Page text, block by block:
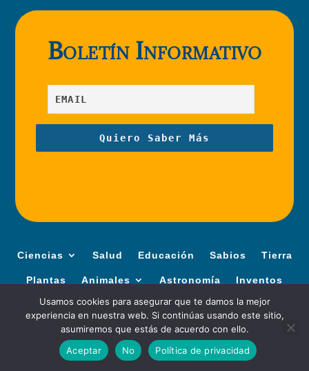
Boletín Informativo
Ciencias Salud Educación Sabios Tierra
Plantas Animales Astronomía Inventos
Contáctanos About Us
Política de Cookies Política de privacidad
Usamos cookies para asegurar que te damos la mejor
experiencia en nuestra web. Si continúas usando este sitio,
asumiremos que estás de acuerdo con ello.
Aceptar
No Política de privacidad